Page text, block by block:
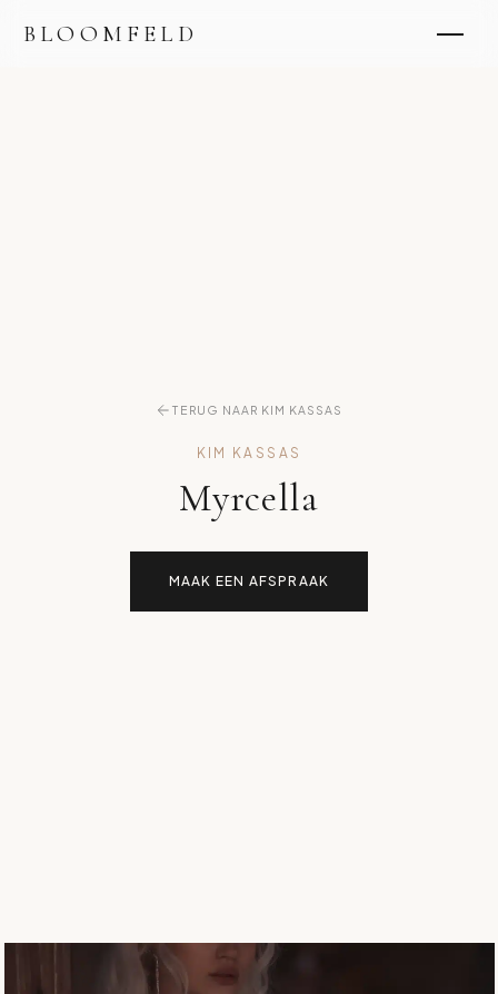
BLOOMFELD
TERUG NAAR KIM KASSAS
KIM KASSAS
Myrcella
MAAK EEN AFSPRAAK